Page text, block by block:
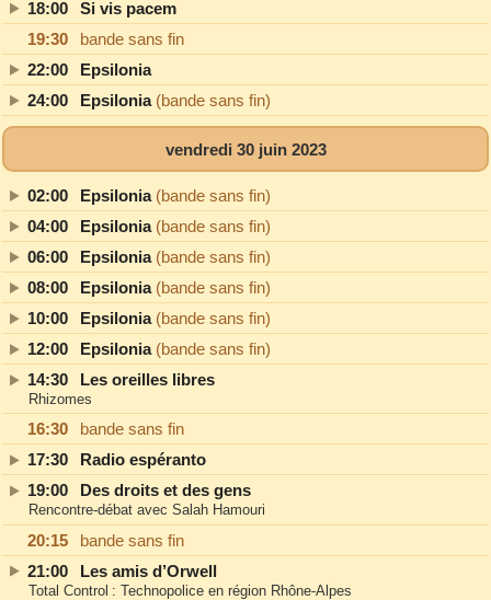
18:00
Si vis pacem
19:30
bande sans fin
22:00
Epsilonia
24:00
Epsilonia (bande sans fin)
vendredi 30 juin 2023
02:00 Epsilonia (bande sans fin)
04:00
Epsilonia (bande sans fin)
06:00
Epsilonia (bande sans fin)
08:00
Epsilonia (bande sans fin)
10:00
Epsilonia (bande sans fin)
12:00
Epsilonia (bande sans fin)
14:30
Les oreilles libres
Rhizomes
16:30
bande sans fin
17:30
Radio espéranto
19:00
Des droits et des gens
Rencontre-débat avec Salah Hamouri
20:15
bande sans fin
21:00
Les amis d’Orwell
Total Control : Technopolice en région Rhône‐Alpes